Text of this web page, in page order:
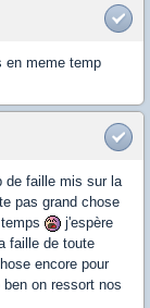
en meme temp
de faille mis sur la
pas grand chose
j'espère
faille de toute
encore pour
on ressort nos